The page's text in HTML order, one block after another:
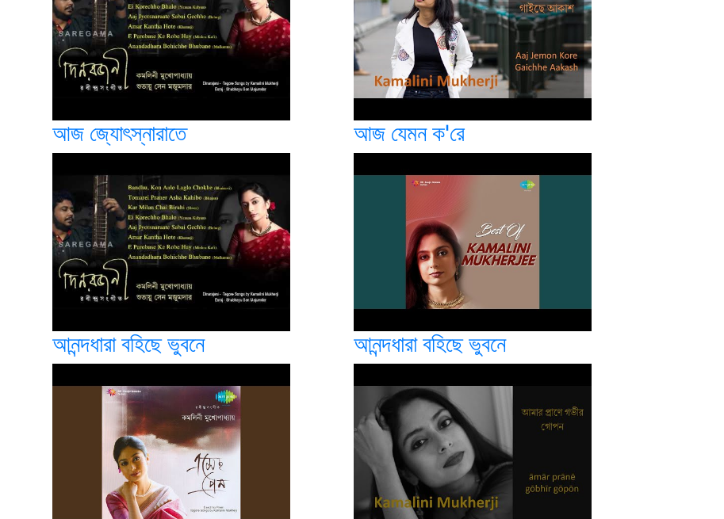
আজ জ্যোৎস্নারাতে আজ যেমন ক'রে
আনন্দধারা বহিছে ভুবনে আনন্দধারা বহিছে ভুবনে